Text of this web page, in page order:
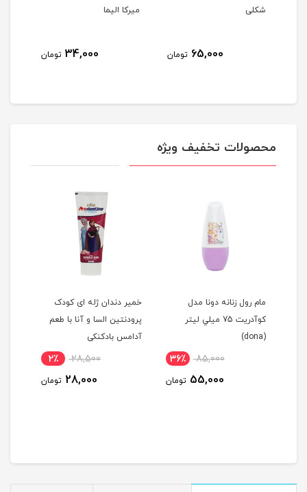
شکلی
65,000 تومان
میرکا الیما
34,000 تومان
محصولات تخفیف ویژه
مام رول زنانه دونا مدل
كوآدريت 75 ميلي ليتر
(dona)
85,000 36٪
55,000 تومان
خمیر دندان ژله ای کودک
پرودنتین السا و آنا با طعم
آدامس بادکنکی
28,500 2٪
28,000 تومان